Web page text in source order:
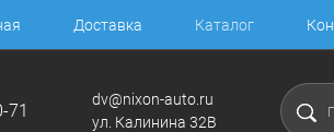
Доставка Каталог
71
dv@nixon-auto.ru
ул. Калинина 32В